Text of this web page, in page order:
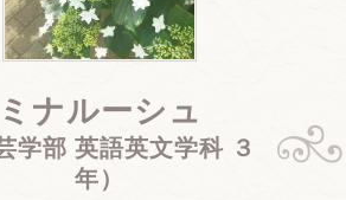
ミナルーシュ
学部 英語英文学科 ３
年）